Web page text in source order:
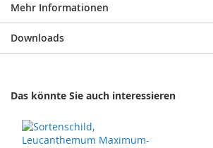
Mehr Informationen
Downloads
Das könnte Sie auch interessieren